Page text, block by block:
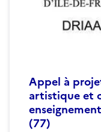
Appel à
artistique et
(77)